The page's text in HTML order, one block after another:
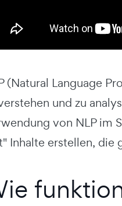
(Natural Language
und zu
von NLP im
Inhalte erstellen, die